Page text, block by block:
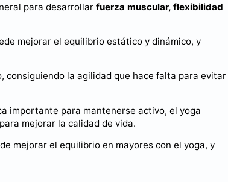
para desarrollar fuerza muscular, flexibilidad
mejorar el equilibrio estático y dinámico, y
consiguiendo la agilidad que hace falta para evitar
importante para mantenerse activo, el yoga
mejorar la calidad de vida.
mejorar el equilibrio en mayores con el yoga, y